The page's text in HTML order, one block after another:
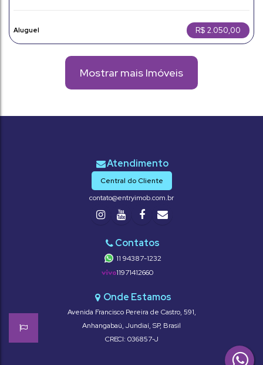
R$ 2.050,00
Mostrar mais Imóveis
Central do Cliente
contato@entryimob.com.br
11 94387-1232
11971412660
Avenida Francisco Pereira de Castro, 591,
Anhangabaú, Jundiaí, SP, Brasil
CRECI: 036857-J